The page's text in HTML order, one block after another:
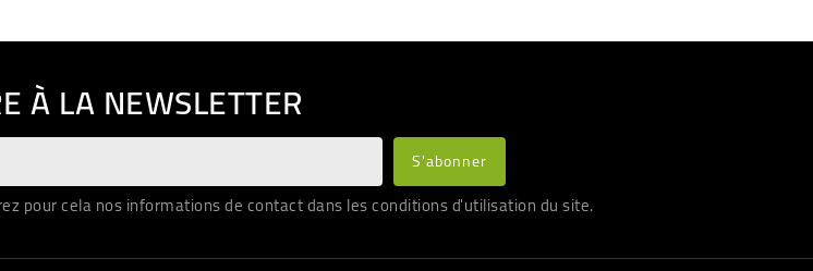
À LA NEWSLETTER
pour cela nos informations de contact dans les conditions d'utilisation du site.